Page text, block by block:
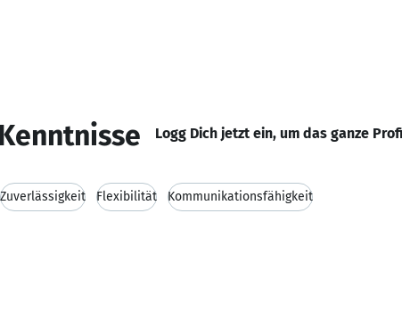
Logg Dich jetzt ein, um das ganze
Zuverlässigkeit Flexibilität Kommunikationsfähigkeit